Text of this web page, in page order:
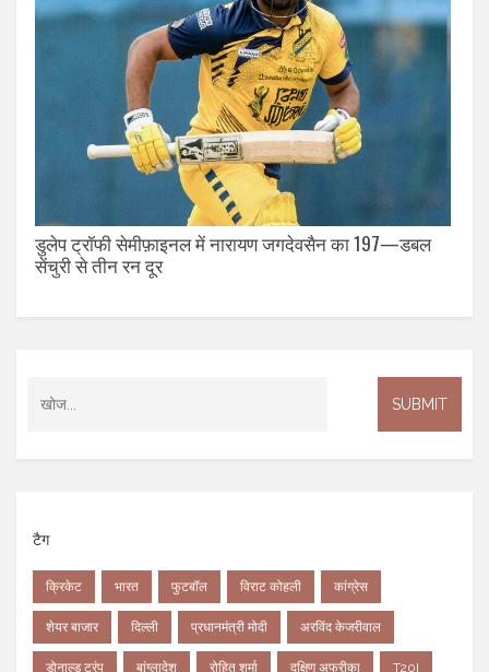
डुलेप ट्रॉफी सेमीफ़ाइनल में नारायण जगदेवसैन का 197—डबल
सेंचुरी से तीन रन दूर
टैग
क्रिकेट भारत फुटबॉल विराट कोहली कांग्रेस
शेयर बाजार दिल्ली प्रधानमंत्री मोदी अरविंद केजरीवाल
डोनाल्ड ट्रंप बांग्लादेश रोहित शर्मा दक्षिण अफ्रीका T20I